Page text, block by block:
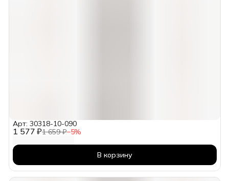
1 577 ₽1 659 ₽−5%
Арт: 30318-10-090
В корзину